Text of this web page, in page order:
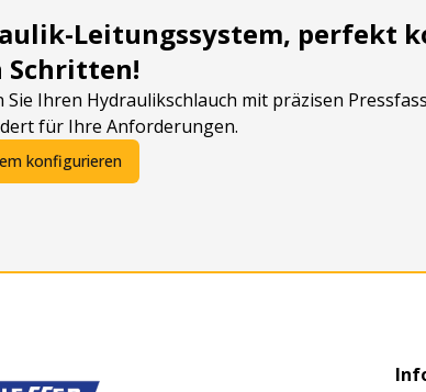
Leitungssystem, perfekt
Schritten!
Ihren Hydraulikschlauch mit präzisen
für Ihre Anforderungen.
konfigurieren